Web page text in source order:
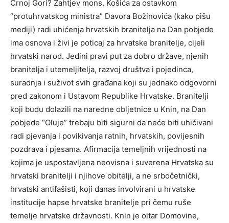
Crnoj Gori? Zahtjev mons. Košića za ostavkom
“protuhrvatskog ministra” Davora Božinovića (kako pišu
mediji) radi uhićenja hrvatskih branitelja na Dan pobjede
ima osnova i živi je poticaj za hrvatske branitelje, cijeli
hrvatski narod. Jedini pravi put za dobro države, njenih
branitelja i utemeljitelja, razvoj društva i pojedinca,
suradnja i suživot svih građana koji su jednako odgovorni
pred zakonom i Ustavom Republike Hrvatske. Branitelji
koji budu dolazili na naredne obljetnice u Knin, na Dan
pobjede “Oluje” trebaju biti sigurni da neće biti uhićivani
radi pjevanja i povikivanja ratnih, hrvatskih, povijesnih
pozdrava i pjesama. Afirmacija temeljnih vrijednosti na
kojima je uspostavljena neovisna i suverena Hrvatska su
hrvatski branitelji i njihove obitelji, a ne srbočetnički,
hrvatski antifašisti, koji danas involvirani u hrvatske
institucije hapse hrvatske branitelje pri čemu ruše
temelje hrvatske državnosti. Knin je oltar Domovine,